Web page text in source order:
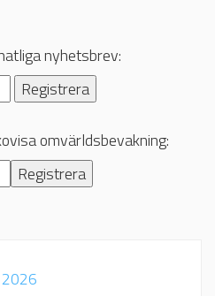
nyhetsbrev:
omvärldsbevakning: